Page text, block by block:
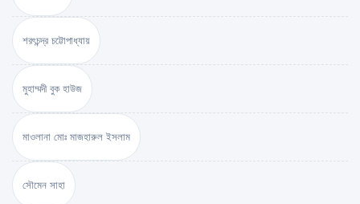
শরৎচন্দ্র চট্টোপাধ্যায়
মুহাম্মদী বুক হাউজ
মাওলানা মোঃ মাজহারুল ইসলাম
সৌমেন সাহা